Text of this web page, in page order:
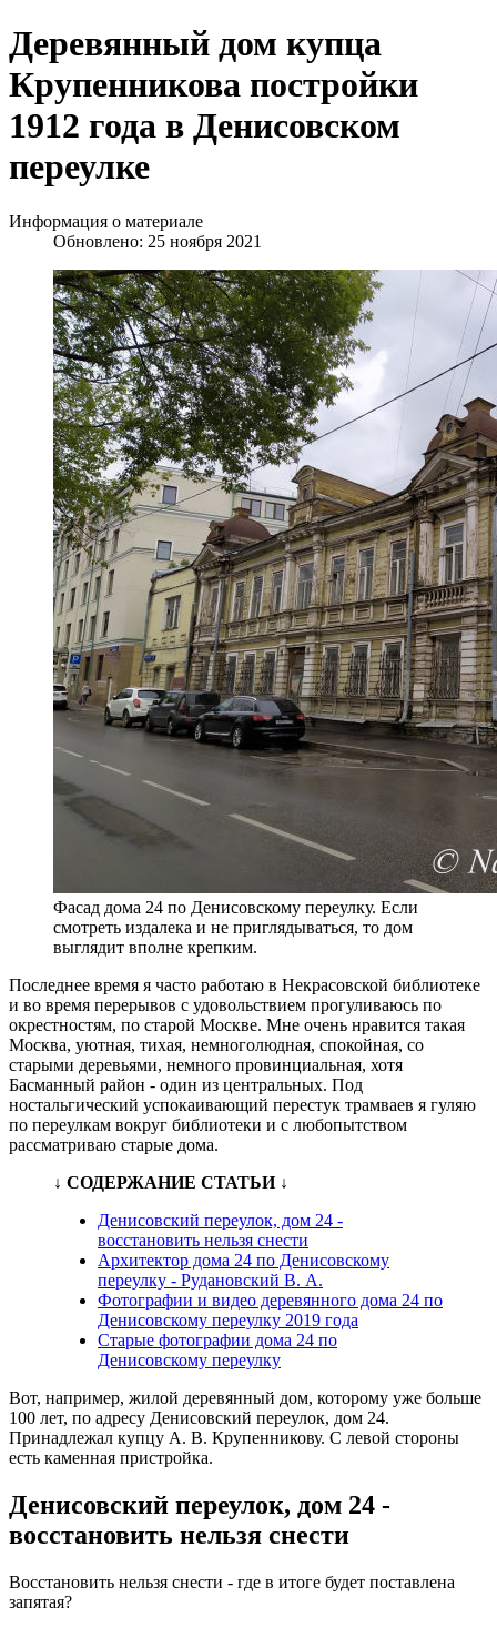
Деревянный дом купца
Крупенникова постройки
1912 года в Денисовском
переулке
Информация о материале
Обновлено: 25 ноября 2021
Фасад дома 24 по Денисовскому переулку. Если
смотреть издалека и не приглядываться, то дом
выглядит вполне крепким.
Последнее время я часто работаю в Некрасовской библиотеке
и во время перерывов с удовольствием прогуливаюсь по
окрестностям, по старой Москве. Мне очень нравится такая
Москва, уютная, тихая, немноголюдная, спокойная, со
старыми деревьями, немного провинциальная, хотя
Басманный район - один из центральных. Под
ностальгический успокаивающий перестук трамваев я гуляю
по переулкам вокруг библиотеки и с любопытством
рассматриваю старые дома.
↓ СОДЕРЖАНИЕ СТАТЬИ ↓
Денисовский переулок, дом 24 -
восстановить нельзя снести
Архитектор дома 24 по Денисовскому
переулку - Рудановский В. А.
Фотографии и видео деревянного дома 24 по
Денисовскому переулку 2019 года
Старые фотографии дома 24 по
Денисовскому переулку
Вот, например, жилой деревянный дом, которому уже больше
100 лет, по адресу Денисовский переулок, дом 24.
Принадлежал купцу А. В. Крупенникову. С левой стороны
есть каменная пристройка.
Денисовский переулок, дом 24 -
восстановить нельзя снести
Восстановить нельзя снести - где в итоге будет поставлена
запятая?